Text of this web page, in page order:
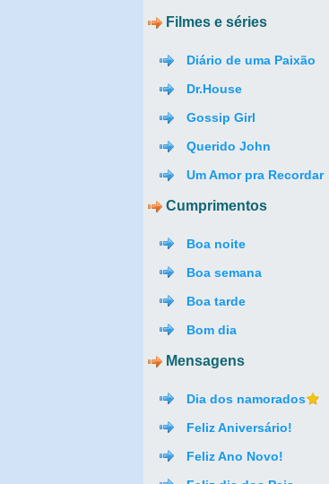
Filmes e séries
Diário de uma Paixão
Dr.House
Gossip Girl
Querido John
Um Amor pra Recordar
Cumprimentos
Boa noite
Boa semana
Boa tarde
Bom dia
Mensagens
Dia dos namorados
Feliz Aniversário!
Feliz Ano Novo!